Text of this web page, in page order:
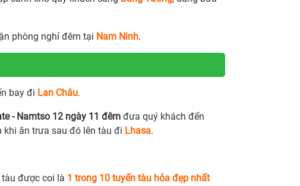
phòng nghỉ đêm tại Nam Ninh.
bay đi Lan Châu.
- Namtso 12 ngày 11 đêm đưa quý khách đến
khi ăn trưa sau đó lên tàu đi Lhasa.
tàu được coi là 1 trong 10 tuyến tàu hỏa đẹp nhất